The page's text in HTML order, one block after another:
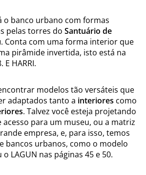
o banco urbano com formas
pelas torres do Santuário de
. Conta com uma forma interior que
pirâmide invertida, isto está na
E HARRI.
modelos tão versáteis que
adaptados tanto a interiores como
. Talvez você esteja projetando
acesso para um museu, ou a matriz
empresa, e, para isso, temos
bancos urbanos, como o modelo
o LAGUN nas páginas 45 e 50.